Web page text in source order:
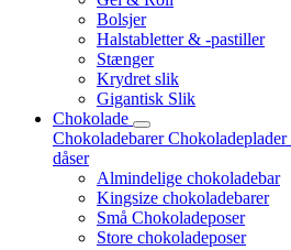
Bolsjer
Halstabletter & -pastiller
Stænger
Krydret slik
Gigantisk Slik
Chokolade
ChokoladebarerChokoladeplader
dåser
Almindelige chokoladebar
Kingsize chokoladebarer
Små Chokoladeposer
Store chokoladeposer